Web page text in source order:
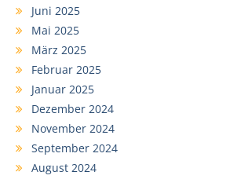
Juni 2025
Mai 2025
März 2025
Februar 2025
Januar 2025
Dezember 2024
November 2024
September 2024
August 2024